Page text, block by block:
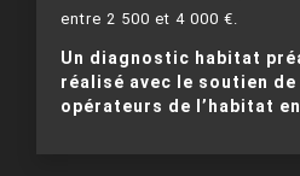
entre 2 500 et 4 000 €.
Un diagnostic habitat
réalisé avec le soutien de
opérateurs de l’habitat